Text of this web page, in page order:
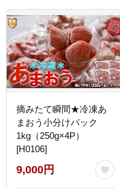
摘みたて瞬間★冷凍あ
まおう小分けパック
1kg（250g×4P）
[H0106]
9,000円